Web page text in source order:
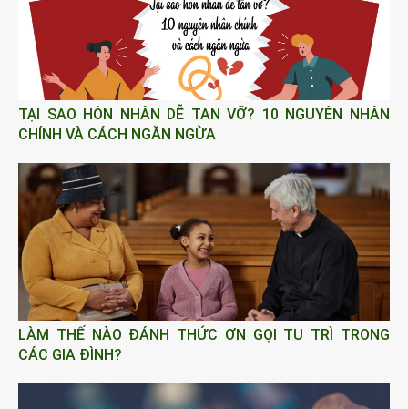
TẠI SAO HÔN NHÂN DỄ TAN VỠ? 10 NGUYÊN NHÂN
CHÍNH VÀ CÁCH NGĂN NGỪA
LÀM THẾ NÀO ĐÁNH THỨC ƠN GỌI TU TRÌ TRONG
CÁC GIA ĐÌNH?